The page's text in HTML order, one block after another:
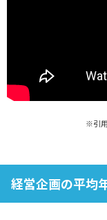
※引
経営企画の平均